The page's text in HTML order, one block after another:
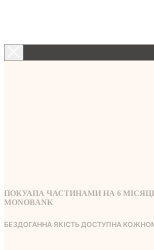
ПОКУАПА ЧАСТИНАМИ НА 6
MONOBANK
БЕЗДОГАННА ЯКІСТЬ ДОСТУПНА